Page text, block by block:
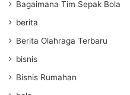
Bagaimana Tim Sepak Bola
berita
Berita Olahraga Terbaru
bisnis
Bisnis Rumahan